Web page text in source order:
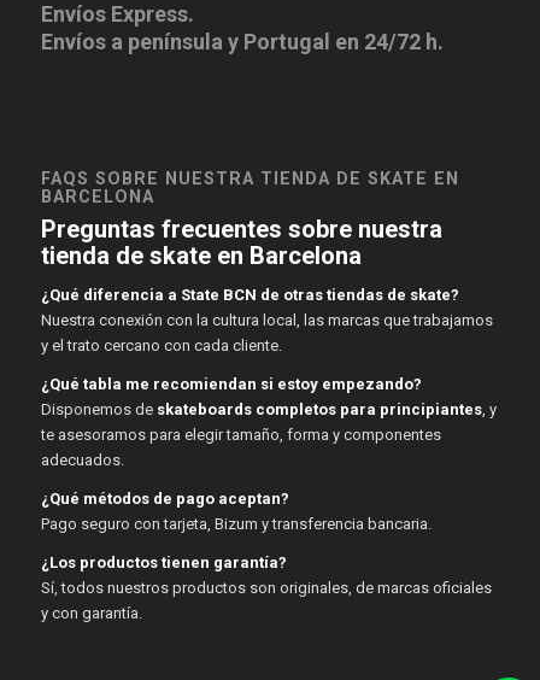
Envíos Express.
Envíos a península y Portugal en 24/72 h.
FAQS SOBRE NUESTRA TIENDA DE SKATE EN
BARCELONA
Preguntas frecuentes sobre nuestra
tienda de skate en Barcelona
¿Qué diferencia a State BCN de otras tiendas de skate?
Nuestra conexión con la cultura local, las marcas que trabajamos
y el trato cercano con cada cliente.
¿Qué tabla me recomiendan si estoy empezando?
Disponemos de skateboards completos para principiantes, y
te asesoramos para elegir tamaño, forma y componentes
adecuados.
¿Qué métodos de pago aceptan?
Pago seguro con tarjeta, Bizum y transferencia bancaria.
¿Los productos tienen garantía?
Sí, todos nuestros productos son originales, de marcas oficiales
y con garantía.